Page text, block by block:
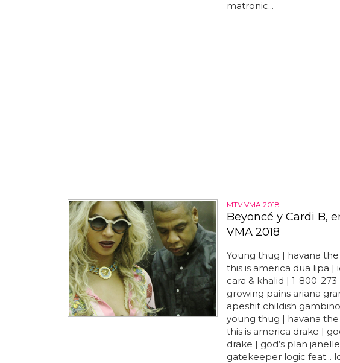
matronic...
MTV VMA 2018
Beyoncé y Cardi B,
VMA 2018
Young thug | havana
this is america dua lipa
cara & khalid | 1-800-
growing pains ariana
apeshit childish
young thug | havana
this is america drake |
drake | god’s plan
gatekeeper logic feat...